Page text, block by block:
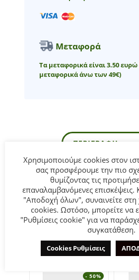
Μεταφορά
Τα μεταφορικά είναι 3.50 ευρώ
μεταφορικά άνω των 49€)
ΠΕΡΙΓΡΑΦΉ
Παιδικό λουστρίνι μπαλαρίνα
με τακούνι για κορίτσι.
ΣΧΕΤΙΚΆ
- 50%
Χρησιμοποιούμε cookies στον
σας προσφέρουμε την πιο
θυμίζοντας τις
επαναλαμβανόμενες επισκέψεις.
"Αποδοχή όλων", συναινείτε
cookies. Ωστόσο, μπορείτε να
"Ρυθμίσεις cookie" για να
συγκατάθεση.
Cookies Ρυθμίσεις